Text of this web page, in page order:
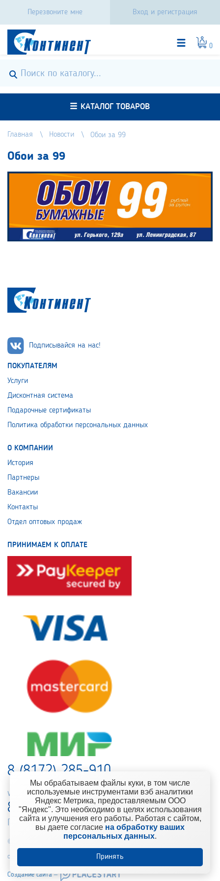
Перезвоните мне Вход и регистрация
0
КАТАЛОГ ТОВАРОВ
Главная Новости Обои за 99
Обои за 99
Подписывайся на нас!
ПОКУПАТЕЛЯМ
Услуги
Дисконтная система
Подарочные сертификаты
Политика обработки персональных данных
О КОМПАНИИ
История
Партнеры
Вакансии
Контакты
Отдел оптовых продаж
ПРИНИМАЕМ К ОПЛАТЕ
8 (8172) 285-910
web-support@kontinent.ru
8 900 501-25-53
Горячая линия интернет-магазина
© 2010-2021 Компания «Континент» Сеть магазинов строительно-
отделочных материалов
Создание сайта –
Мы обрабатываем файлы куки, в том числе
используемые инструментами вэб аналитики
Яндекс Метрика, предоставляемым ООО
"Яндекс". Это необходимо в целях использования
сайта и улучшения его работы. Работая с сайтом,
вы даете согласие на обработку ваших
персональных данных.
Принять